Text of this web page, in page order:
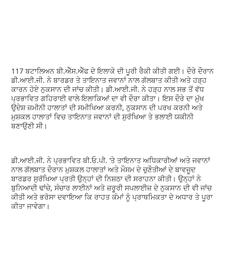
117 ਬਟਾਲਿਅਨ ਬੀ.ਐੱਸ.ਐੱਫ ਦੇ ਇਲਾਕੇ ਦੀ ਪੂਰੀ ਰੈਕੀ ਕੀਤੀ ਗਈ। ਦੌਰੇ ਦੌਰਾਨ
ਡੀ.ਆਈ.ਜੀ. ਨੇ ਬਾਰਡਰ ਤੇ ਤਾਇਨਾਤ ਜਵਾਨਾਂ ਨਾਲ ਗੱਲਬਾਤ ਕੀਤੀ ਅਤੇ ਹੜ੍ਹ
ਕਾਰਨ ਹੋਏ ਨੁਕਸਾਨ ਦੀ ਜਾਂਚ ਕੀਤੀ। ਡੀ.ਆਈ.ਜੀ. ਨੇ ਹੜ੍ਹ ਨਾਲ ਸਭ ਤੋਂ ਵੱਧ
ਪ੍ਰਭਾਵਿਤ ਗਹਿਰਾਈ ਵਾਲੇ ਇਲਾਕਿਆਂ ਦਾ ਵੀ ਦੌਰਾ ਕੀਤਾ। ਇਸ ਦੌਰੇ ਦਾ ਮੁੱਖ
ਉਦੇਸ਼ ਜ਼ਮੀਨੀ ਹਾਲਾਤਾਂ ਦੀ ਸਮੀਖਿਆ ਕਰਨੀ, ਨੁਕਸਾਨ ਦੀ ਪਰਖ ਕਰਨੀ ਅਤੇ
ਮੁਸ਼ਕਲ ਹਾਲਾਤਾਂ ਵਿਚ ਤਾਇਨਾਤ ਜਵਾਨਾਂ ਦੀ ਸੁਰੱਖਿਆ ਤੇ ਭਲਾਈ ਯਕੀਨੀ
ਬਣਾਉਣੀ ਸੀ।
ਡੀ.ਆਈ.ਜੀ. ਨੇ ਪ੍ਰਭਾਵਿਤ ਬੀ.ਓ.ਪੀ. ‘ਤੇ ਤਾਇਨਾਤ ਅਧਿਕਾਰੀਆਂ ਅਤੇ ਜਵਾਨਾਂ
ਨਾਲ ਗੱਲਬਾਤ ਦੌਰਾਨ ਮੁਸ਼ਕਲ ਹਾਲਾਤਾਂ ਅਤੇ ਮੌਸਮ ਦੇ ਚੁਣੌਤੀਆਂ ਦੇ ਬਾਵਜੂਦ
ਬਾਰਡਰ ਸੁਰੱਖਿਆ ਪ੍ਰਤੀ ਉਨ੍ਹਾਂ ਦੀ ਨਿਸ਼ਠਾ ਦੀ ਸਰਾਹਨਾ ਕੀਤੀ। ਉਨ੍ਹਾਂ ਨੇ
ਬੁਨਿਆਦੀ ਢਾਂਚੇ, ਸੰਚਾਰ ਲਾਈਨਾਂ ਅਤੇ ਜ਼ਰੂਰੀ ਸਪਲਾਈਜ਼ ਦੇ ਨੁਕਸਾਨ ਦੀ ਵੀ ਜਾਂਚ
ਕੀਤੀ ਅਤੇ ਭਰੋਸਾ ਦਵਾਇਆ ਕਿ ਰਾਹਤ ਕੰਮਾਂ ਨੂੰ ਪ੍ਰਾਥਮਿਕਤਾ ਦੇ ਅਧਾਰ ਤੇ ਪੂਰਾ
ਕੀਤਾ ਜਾਵੇਗਾ।